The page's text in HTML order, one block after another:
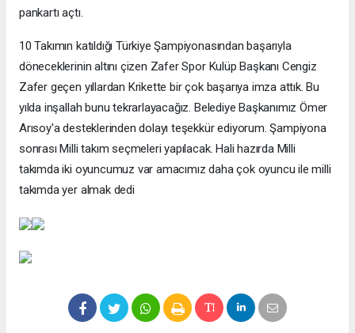
pankartı açtı.
10 Takımın katıldığı Türkiye Şampiyonasından başarıyla
döneceklerinin altını çizen Zafer Spor Kulüp Başkanı Cengiz
Zafer geçen yıllardan Krikette bir çok başarıya imza attık. Bu
yılda inşallah bunu tekrarlayacağız. Belediye Başkanımız Ömer
Arısoy'a desteklerinden dolayı teşekkür ediyorum. Şampiyona
sonrası Milli takım seçmeleri yapılacak. Hali hazırda Milli
takımda iki oyuncumuz var amacımız daha çok oyuncu ile milli
takımda yer almak dedi